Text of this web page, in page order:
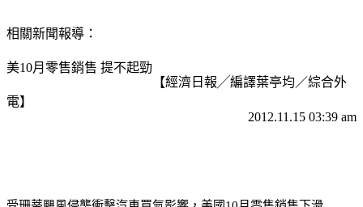
相關新聞報導：
美10月零售銷售 提不起勁
【經濟日報╱編譯葉亭均／綜合外
電】
2012.11.15 03:39 am